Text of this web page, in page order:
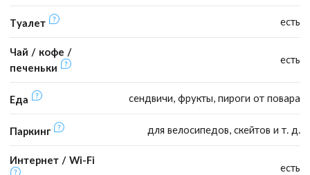
Туалет есть
Чай / кофе /
печеньки
есть
Еда сендвичи, фрукты, пироги от повара
Паркинг для велосипедов, скейтов и т. д.
Интернет / Wi-Fi
есть